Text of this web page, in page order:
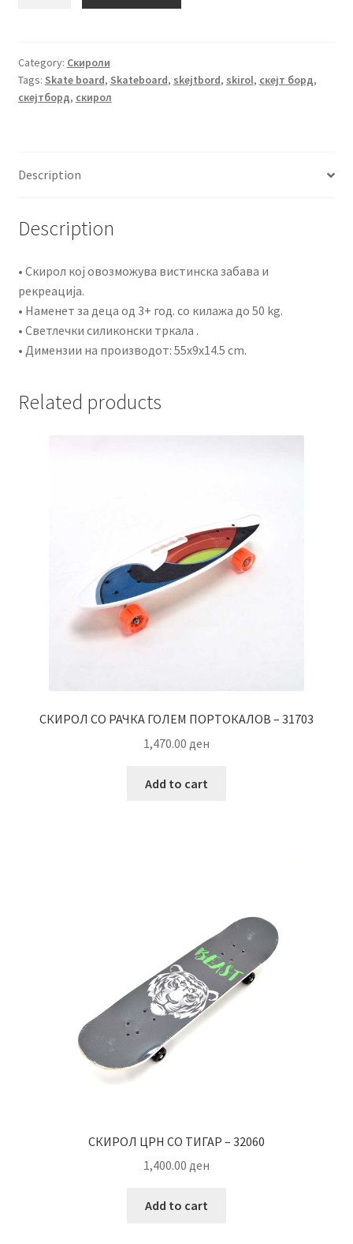
ЦРН
-
31701
Category: Скироли
Tags: Skate board, Skateboard, skejtbord, skirol, скејт борд,
скејтборд, скирол
Description
Description
• Скирол кој овозможува вистинска забава и
рекреација.
• Наменет за деца од 3+ год. со килажа до 50 kg.
• Светлечки силиконски тркала .
• Димензии на производот: 55x9x14.5 cm.
Related products
СКИРОЛ СО РАЧКА ГОЛЕМ ПОРТОКАЛОВ – 31703
1,470.00 ден
Add to cart
СКИРОЛ ЦРН СО ТИГАР – 32060
1,400.00 ден
Add to cart